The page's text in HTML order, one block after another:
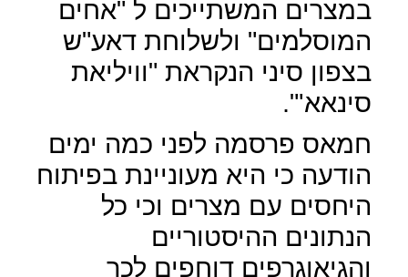
במצרים המשתייכים ל "אחים
המוסלמים" ולשלוחת דאע"ש
בצפון סיני הנקראת "וויליאת
סינאא'".
חמאס פרסמה לפני כמה ימים
הודעה כי היא מעוניינת בפיתוח
היחסים עם מצרים וכי כל
הנתונים ההיסטוריים
והגיאוגרפים דוחפים לכך